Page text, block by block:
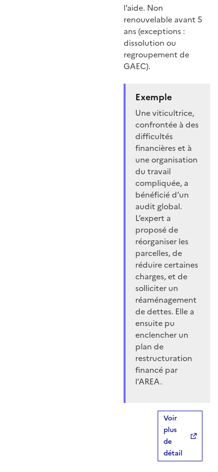
l’aide. Non
renouvelable avant 5
ans (exceptions :
dissolution ou
regroupement de
GAEC).
Exemple
Une viticultrice,
confrontée à des
difficultés
financières et à
une organisation
du travail
compliquée, a
bénéficié d’un
audit global.
L’expert a
proposé de
réorganiser les
parcelles, de
réduire certaines
charges, et de
solliciter un
réaménagement
de dettes. Elle a
ensuite pu
enclencher un
plan de
restructuration
financé par
l’AREA.
Voir
plus
de
détail